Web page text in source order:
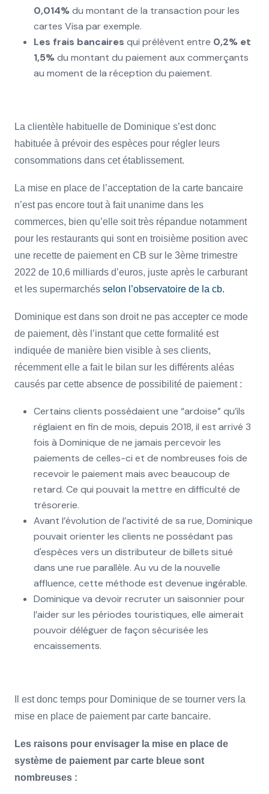
0,014%du montant de la transaction pour les
cartes Visa par exemple.
Les frais bancaires qui prélèvent entre 0,2% et
1,5%du montant du paiement aux commerçants
au moment de la réception du paiement.
La clientèle habituelle de Dominique s’est donc
habituée à prévoir des espèces pour régler leurs
consommations dans cet établissement.
La mise en place de l’acceptation de la carte bancaire
n’est pas encore tout à fait unanime dans les
commerces, bien qu’elle soit très répandue notamment
pour les restaurants qui sont en troisième position avec
une recette de paiement en CB sur le 3ème trimestre
2022 de 10,6 milliards d’euros, juste après le carburant
et les supermarchés selon l’observatoire de la cb.
Dominique est dans son droit ne pas accepter ce mode
de paiement, dès l’instant que cette formalité est
indiquée de manière bien visible à ses clients,
récemment elle a fait le bilan sur les différents aléas
causés par cette absence de possibilité de paiement :
Certains clients possédaient une “ardoise” qu’ils
réglaient en fin de mois, depuis 2018, il est arrivé 3
fois à Dominique de ne jamais percevoir les
paiements de celles-ci et de nombreuses fois de
recevoir le paiement mais avec beaucoup de
retard. Ce qui pouvait la mettre en difficulté de
trésorerie.
Avant l’évolution de l’activité de sa rue, Dominique
pouvait orienter les clients ne possédant pas
d'espèces vers un distributeur de billets situé
dans une rue parallèle. Au vu de la nouvelle
affluence, cette méthode est devenue ingérable.
Dominique va devoir recruter un saisonnier pour
l’aider sur les périodes touristiques, elle aimerait
pouvoir déléguer de façon sécurisée les
encaissements.
Il est donc temps pour Dominique de se tourner vers la
mise en place de paiement par carte bancaire.
Les raisons pour envisager la mise en place de
système de paiement par carte bleue sont
nombreuses :